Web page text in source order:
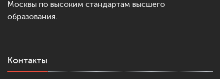
Москвы по высоким стандартам высшего
образования.
Контакты